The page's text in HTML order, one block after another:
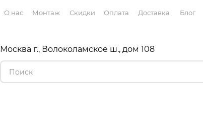
О нас Монтаж Скидки Оплата Доставка Блог
Москва г., Волоколамское ш., дом 108